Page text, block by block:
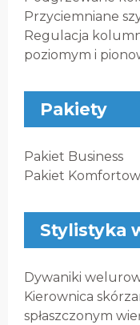
Przyciemniane
Regulacja
poziomym i
Pakiety
Pakiet Business
Pakiet
Stylistyka
Dywaniki
Kierownica
spłaszczonym